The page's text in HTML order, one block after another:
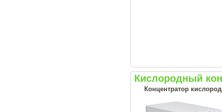
Кислородный
Концентратор